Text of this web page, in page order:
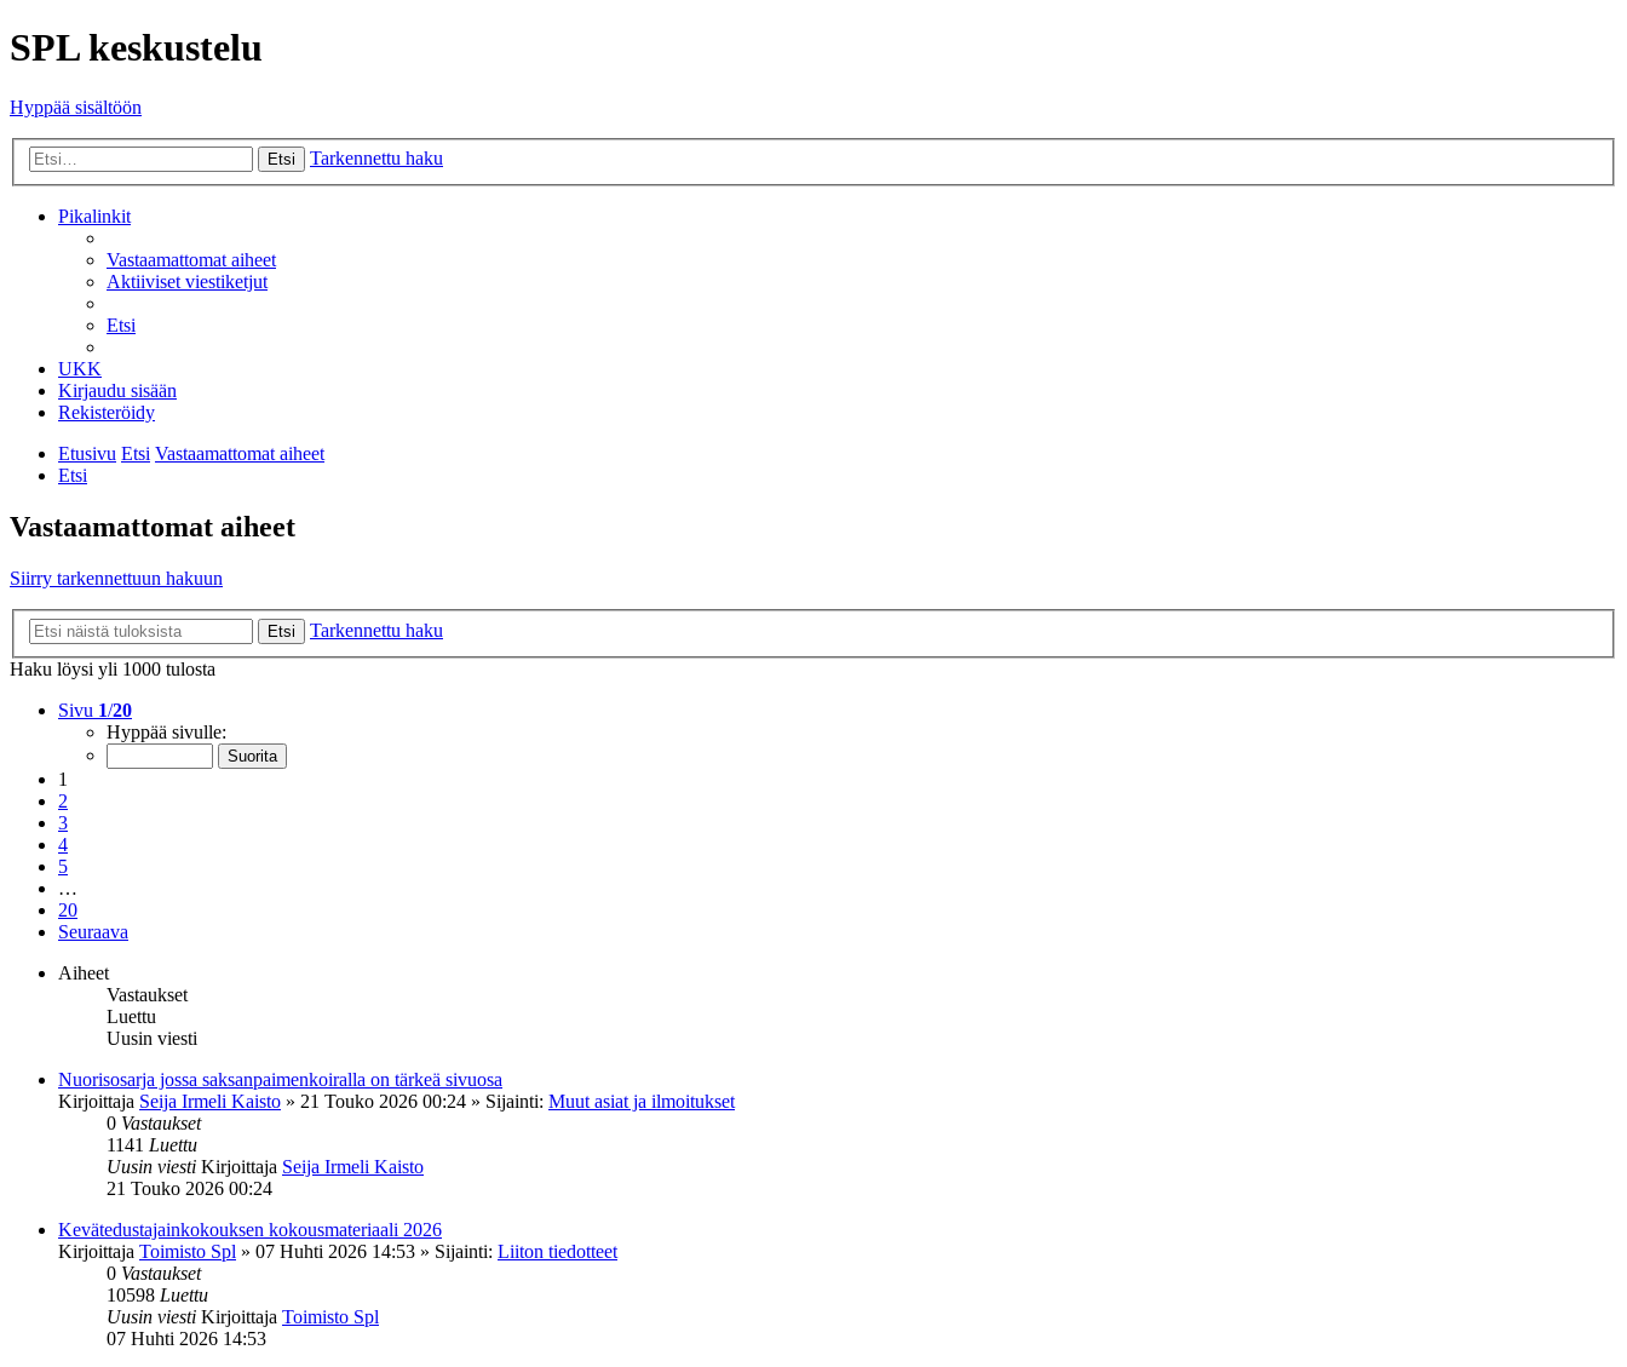
SPL keskustelu
Hyppää sisältöön
Etsi Tarkennettu haku
Pikalinkit
Vastaamattomat aiheet
Aktiiviset viestiketjut
Etsi
UKK
Kirjaudu sisään
Rekisteröidy
Etusivu Etsi Vastaamattomat aiheet
Etsi
Vastaamattomat aiheet
Siirry tarkennettuun hakuun
Etsi
Tarkennettu haku
Haku löysi yli 1000 tulosta
Sivu 1/20
Hyppää sivulle:
1
2
3
4
5
…
20
Seuraava
Aiheet
Vastaukset
Luettu
Uusin viesti
Nuorisosarja jossa saksanpaimenkoiralla on tärkeä sivuosa
Kirjoittaja Seija Irmeli Kaisto » 21 Touko 2026 00:24 » Sijainti: Muut asiat ja ilmoitukset
0 Vastaukset
1141 Luettu
Uusin viesti Kirjoittaja Seija Irmeli Kaisto
21 Touko 2026 00:24
Kevätedustajainkokouksen kokousmateriaali 2026
Kirjoittaja Toimisto Spl » 07 Huhti 2026 14:53 » Sijainti: Liiton tiedotteet
0 Vastaukset
10598 Luettu
Uusin viesti Kirjoittaja Toimisto Spl
07 Huhti 2026 14:53